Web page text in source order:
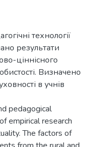
технології
результати
ціннісного
Визначено
в учнів
pedagogical
empirical research
The factors of